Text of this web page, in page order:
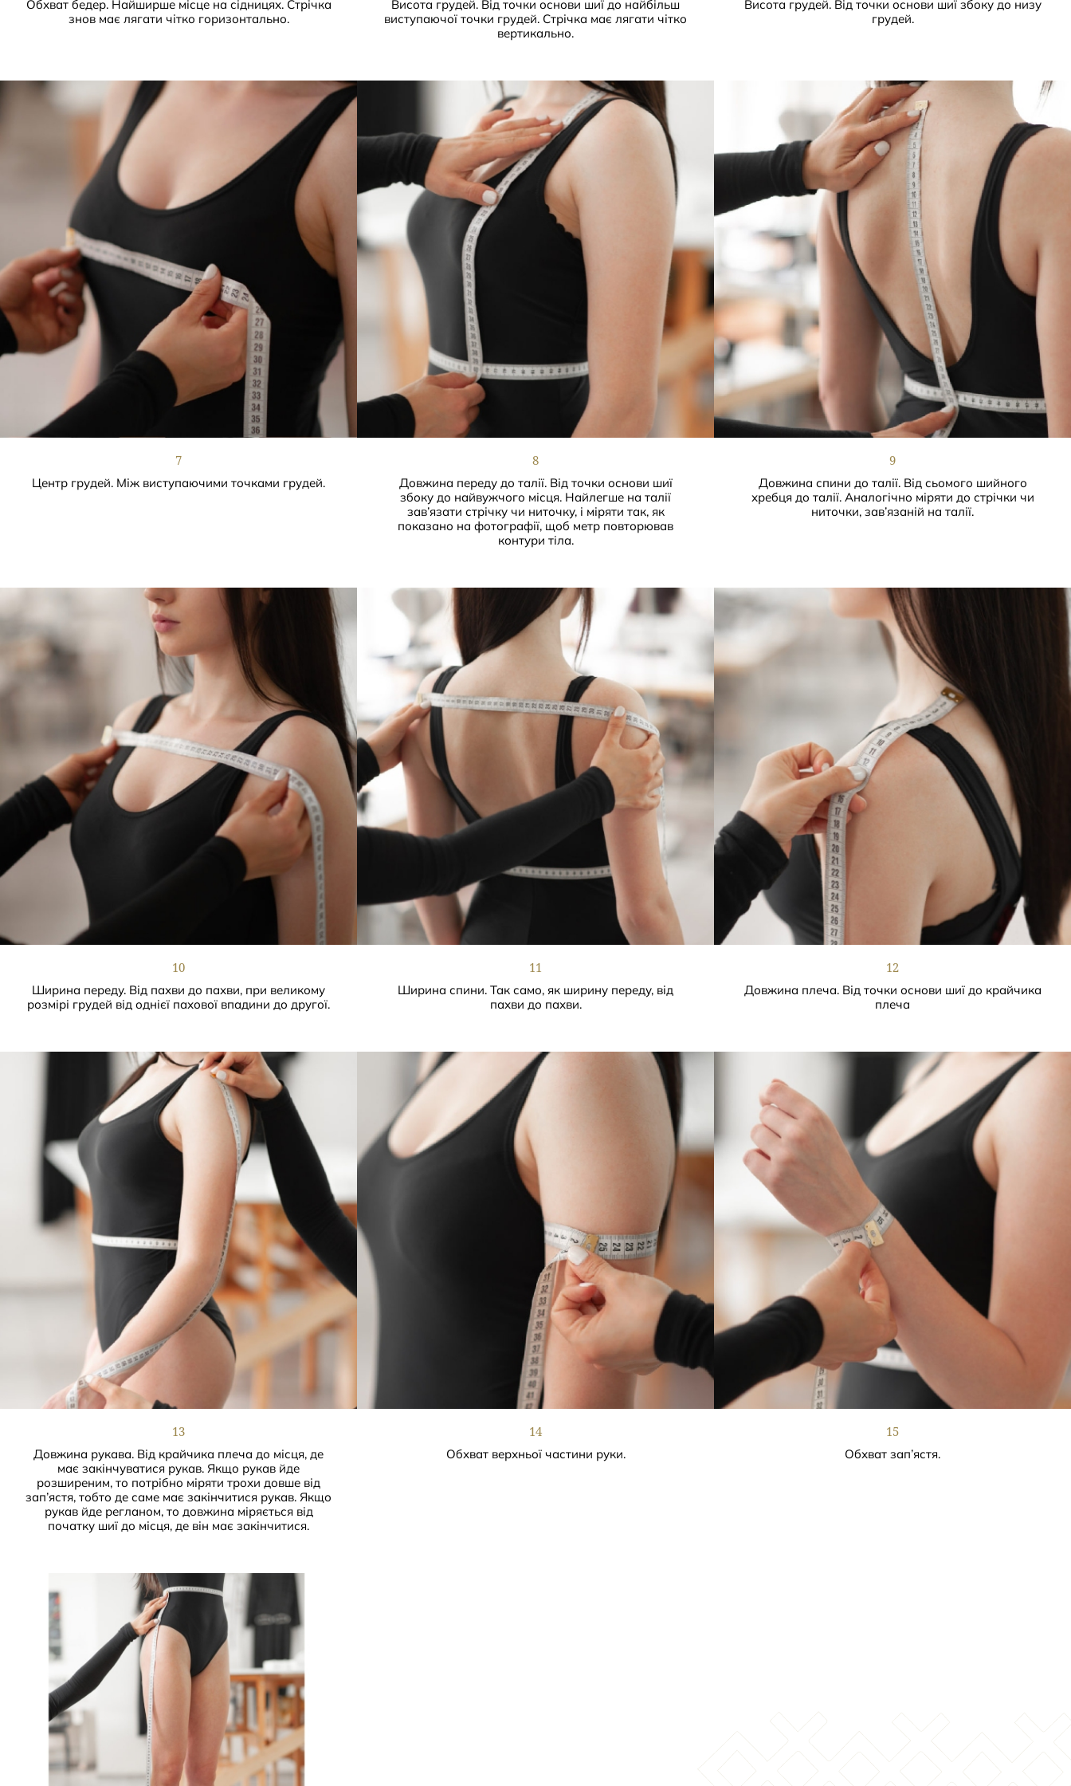
Обхват бедер. Найширше місце на сідницях. Стрічка
знов має лягати чітко горизонтально.
Висота грудей. Від точки основи шиї до найбільш
виступаючої точки грудей. Стрічка має лягати чітко
вертикально.
Висота грудей. Від точки основи шиї збоку до низу
грудей.
7
Центр грудей. Між виступаючими точками грудей.
8
Довжина переду до талії. Від точки основи шиї
збоку до найвужчого місця. Найлегше на талії
зав’язати стрічку чи ниточку, і міряти так, як
показано на фотографії, щоб метр повторював
контури тіла.
9
Довжина спини до талії. Від сьомого шийного
хребця до талії. Аналогічно міряти до стрічки чи
ниточки, зав’язаній на талії.
10
Ширина переду. Від пахви до пахви, при великому
розмірі грудей від однієї пахової впадини до другої.
11
Ширина спини. Так само, як ширину переду, від
пахви до пахви.
12
Довжина плеча. Від точки основи шиї до крайчика
плеча
13
Довжина рукава. Від крайчика плеча до місця, де
має закінчуватися рукав. Якщо рукав йде
розширеним, то потрібно міряти трохи довше від
зап’ястя, тобто де саме має закінчитися рукав. Якщо
рукав йде регланом, то довжина міряється від
початку шиї до місця, де він має закінчитися.
14
Обхват верхньої частини руки.
15
Обхват зап’ястя.